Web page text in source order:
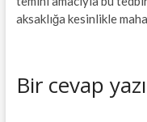
aksaklığa kesinlikle
Bir cevap